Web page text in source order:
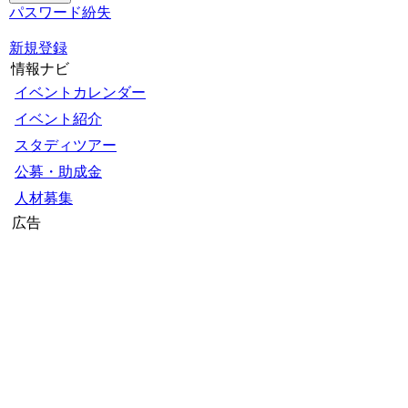
パスワード紛失
新規登録
情報ナビ
イベントカレンダー
イベント紹介
スタディツアー
公募・助成金
人材募集
広告